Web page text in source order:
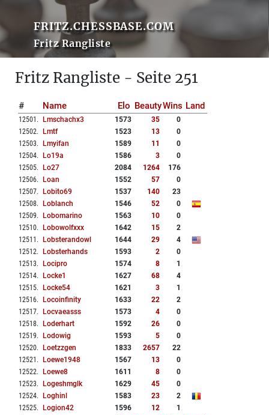
FRITZ.CHESSBASE.COM
Fritz Rangliste
Fritz Rangliste - Seite 251
# Name Elo BeautyWins Land
12501 . Lmschachx3 1573 35
0
12502. Lmtf 1523 13
0
12503. Lmyifan 1589 11
0
12504. Lo19a 1586 3
0
12505. Lo27 2084 1264
176
12506. Loan 1552 57
0
12507. Lobito69 1537 140
23
12508. Loblanch 1546 52
0
12509. Lobomarino 1563 10
0
12510. Lobowolfxxx 1642 15
2
12511 . Lobsterandowl 1644 29
4
12512. Lobsterhands 1593 2
0
12513. Locipro 1574 8
1
12514. Locke1 1627 68
4
12515. Locke54 1621 3
1
12516. Locoinfinity 1633 22
2
12517. Locvaeasss 1573 4
0
12518. Loderhart 1592 26
0
12519. Lodowig 1593 5
0
12520. Loetzzgen 1833 2657
22
12521 . Loewe1948 1567 13
0
12522. Loewe8 1611 8
0
12523. Logeshmglk 1629 45
0
12524. Loghinl 1583 23
2
12525. Logion42 1596 12 1